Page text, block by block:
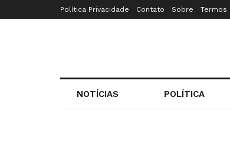
Política Privacidade Contato Sobre Termos
NOTÍCIAS POLÍTICA